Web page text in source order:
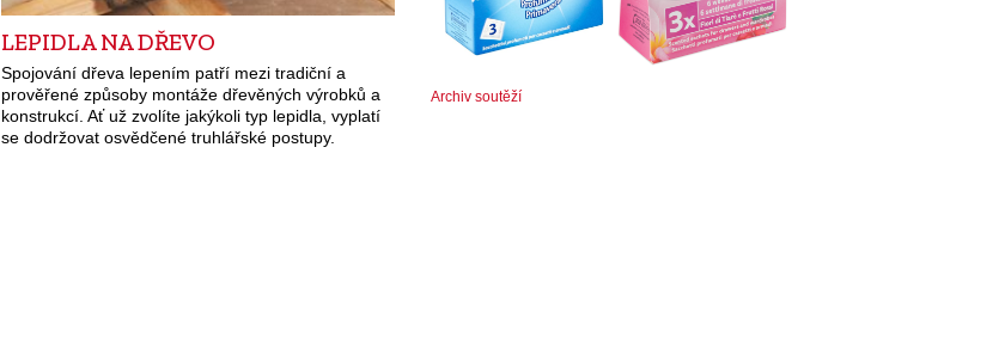
LEPIDLA NA DŘEVO
Spojování dřeva lepením patří mezi tradiční a
prověřené způsoby montáže dřevěných výrobků a
konstrukcí. Ať už zvolíte jakýkoli typ lepidla, vyplatí
se dodržovat osvědčené truhlářské postupy.
Archiv soutěží